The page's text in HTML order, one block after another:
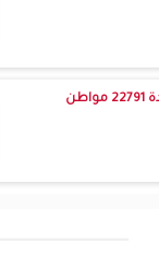
وزير تمكين الشباب يؤكد استفادة 22791 مواطن